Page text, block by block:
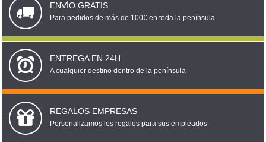
ENVÍO GRATIS
Para pedidos de más de 100€ en toda la península
ENTREGA EN 24H
A cualquier destino dentro de la península
REGALOS EMPRESAS
Personalizamos los regalos para sus empleados